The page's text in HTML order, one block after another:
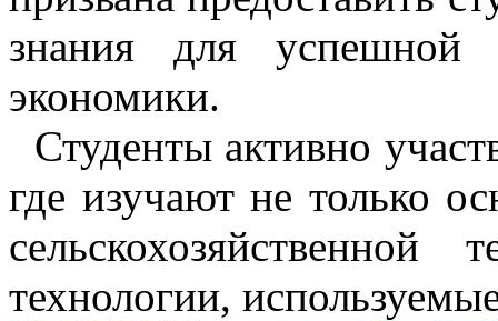
знания для успешной
экономики.
Студенты активно
где изучают не только
технологии,